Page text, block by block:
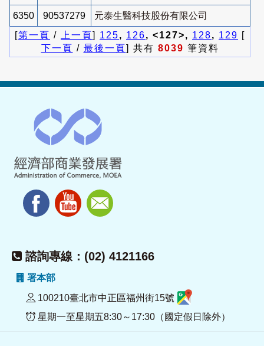
6350 90537279
元泰生醫科技股份有限公司
[第一頁 / 上一頁] 125, 126, <127>, 128, 129 [
下一頁 / 最後一頁] 共有 8039 筆資料
諮詢專線：(02) 4121166
署本部
100210臺北市中正區福州街15號
星期一至星期五8:30～17:30（國定假日除外）